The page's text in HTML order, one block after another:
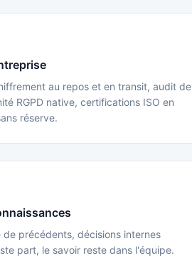
au repos et en transit, audit de
RGPD native, certifications ISO en
réserve.
de précédents, décisions internes
part, le savoir reste dans l'équipe.